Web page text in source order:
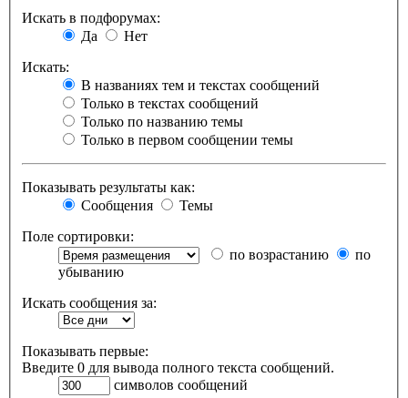
Искать в подфорумах:
Да
Нет
Искать:
В названиях тем и текстах сообщений
Только в текстах сообщений
Только по названию темы
Только в первом сообщении темы
Показывать результаты как:
Сообщения
Темы
Поле сортировки:
по возрастанию
по
убыванию
Искать сообщения за:
Показывать первые:
Введите 0 для вывода полного текста сообщений.
символов сообщений